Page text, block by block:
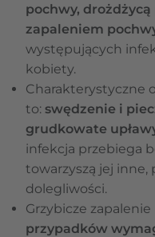
pochwy,
zapaleniem
występujących
kobiety.
Charakterystyczne
to: swędzenie i
grudkowate
infekcja przebiega
towarzyszą jej
dolegliwości.
Grzybicze
przypadków